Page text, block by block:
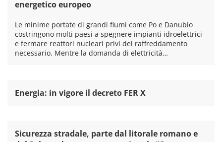
energetico europeo
Le minime portate di grandi fiumi come Po e Danubio
costringono molti paesi a spegnere impianti idroelettrici
e fermare reattori nucleari privi del raffreddamento
necessario. Mentre la domanda di elettricità…
Energia: in vigore il decreto FER X
Sicurezza stradale, parte dal litorale romano e